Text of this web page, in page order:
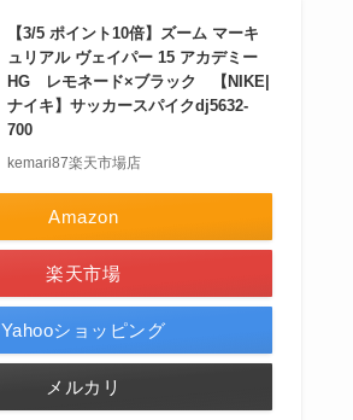
【3/5 ポイント10倍】ズーム マーキ
ュリアル ヴェイパー 15 アカデミー
HG レモネード×ブラック 【NIKE|
ナイキ】サッカースパイクdj5632-
700
kemari87楽天市場店
Amazon
楽天市場
Yahooショッピング
メルカリ